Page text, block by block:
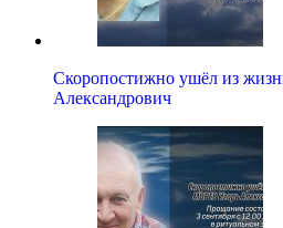
Скоропостижно ушёл из
Александрович